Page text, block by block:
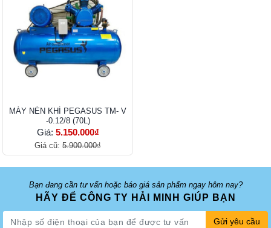
MÁY NÉN KHÍ PEGASUS TM- V
-0.12/8 (70L)
Giá: 5.150.000₫
Giá cũ: 5.900.000₫
Bạn đang cần tư vấn hoặc báo giá sản phẩm ngay hôm nay?
HÃY ĐỂ CÔNG TY HẢI MINH GIÚP BẠN
Gửi yêu cầu